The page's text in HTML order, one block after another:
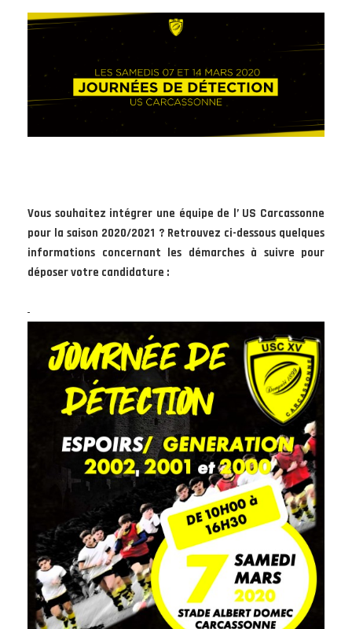
Vous souhaitez intégrer une équipe de l’ US Carcassonne
pour la saison 2020/2021 ? Retrouvez ci-dessous quelques
informations concernant les démarches à suivre pour
déposer votre candidature :